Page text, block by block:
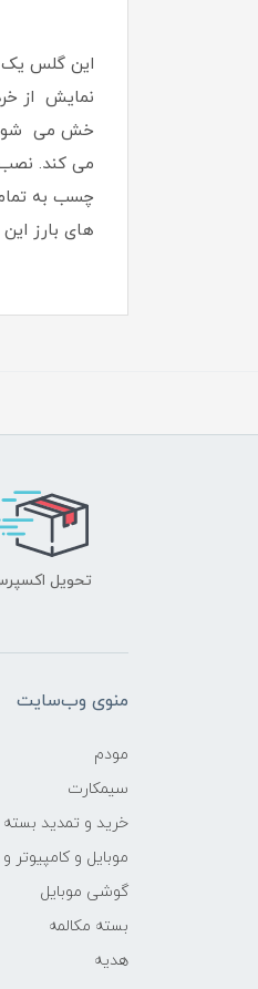
این گلس یک
نمایش از
می کند.
چسب به
های بارز
تحویل
منوی وب‌سایت
مودم
سیمکارت
خرید و تمدید بسته
موبایل و کامپیوتر
گوشی موبایل
بسته مکالمه
هدیه